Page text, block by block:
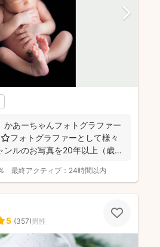
かあーちゃんフォトグラファー
フォトグラファーとして様々
ンルのお写真を20年以上（歳バ
最終アクティブ： 24時間以内
5 (357)男性